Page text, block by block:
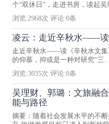
个“双休日”，走进书房，读起吴
浏览:2968次 评论:0条
凌云：走近辛秋水——读
走近辛秋水——读《辛秋水文集
的仰慕，抑或是一种对研究“三..
浏览:3035次 评论:0条
吴理财、郭璐：文旅融
能与路径
摘要：随着社会发展水平的不